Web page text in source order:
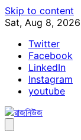
Skip to content
Sat, Aug 8, 2026
Twitter
Facebook
LinkedIn
Instagram
youtube